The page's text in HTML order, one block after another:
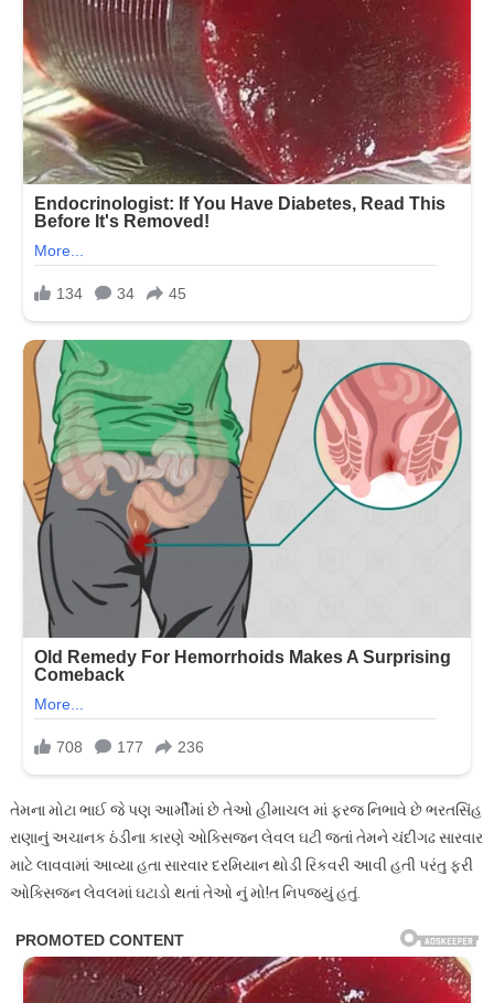
તેમના મોટા ભાઈ જે પણ આર્મીમાં છે તેઓ હીમાચલ માં ફરજ નિભાવે છે ભરતસિંહ
રાણાનું અચાનક ઠંડીના કારણે ઓક્સિજન લેવલ ઘટી જતાં તેમને ચંદીગઢ સારવાર
માટે લાવવામાં આવ્યા હતા સારવાર દરમિયાન થોડી રિકવરી આવી હતી પરંતુ ફરી
ઓક્સિજન લેવલમાં ઘટાડો થતાં તેઓ નું મો!ત નિપજ્યું હતું.